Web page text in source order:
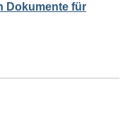
Dokumente für